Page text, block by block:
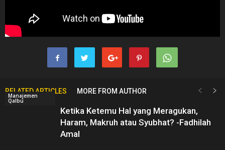
RELATED ARTICLES MORE FROM AUTHOR
Manajemen
Qalbu
Ketika Ketemu Hal yang Meragukan,
Haram, Makruh atau Syubhat? -Fadhilah
Amal